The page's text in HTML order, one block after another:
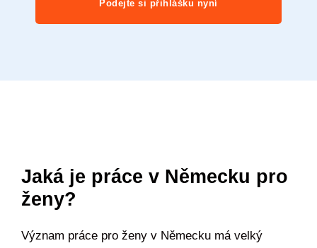
Podejte si přihlášku nyní
Jaká je práce v Německu pro
ženy?
Význam práce pro ženy v Německu má velký